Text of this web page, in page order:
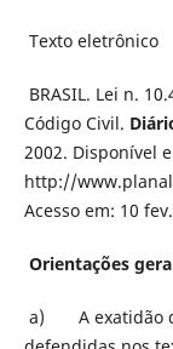
Texto eletrônico
BRASIL. Lei n.
Código Civil.
2002. Disponível
http://
Acesso em: 10
Orientações
a) A exatidão